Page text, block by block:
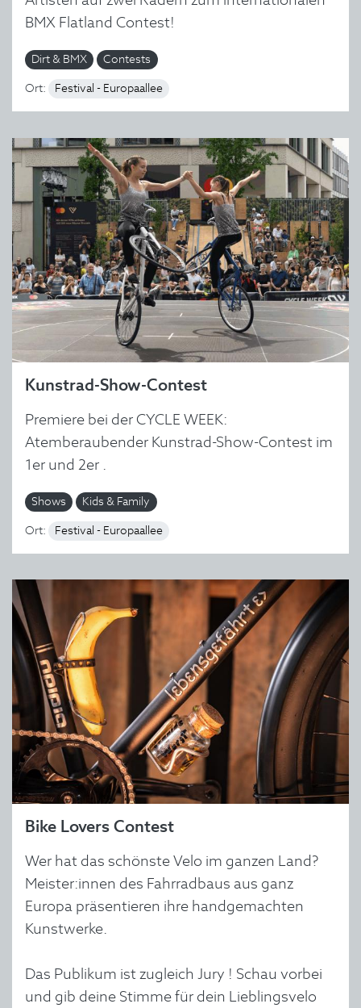
BMX Flatland Contest!
Dirt & BMX Contests
Ort: Festival - Europaallee
Kunstrad-Show-Contest
Premiere bei der CYCLE WEEK:
Atemberaubender Kunstrad-Show-Contest im
1er und 2er .
Shows Kids & Family
Ort: Festival - Europaallee
Bike Lovers Contest
Wer hat das schönste Velo im ganzen Land?
Meister:innen des Fahrradbaus aus ganz
Europa präsentieren ihre handgemachten
Kunstwerke.
Das Publikum ist zugleich Jury ! Schau vorbei
und gib deine Stimme für dein Lieblingsvelo